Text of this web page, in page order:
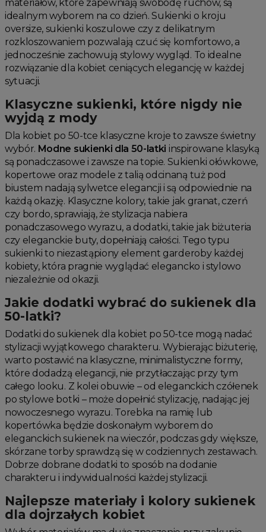
materiałów, które zapewniają swobodę ruchów, są
idealnym wyborem na co dzień. Sukienki o kroju
oversize, sukienki koszulowe czy z delikatnym
rozkloszowaniem pozwalają czuć się komfortowo, a
jednocześnie zachowują stylowy wygląd. To idealne
rozwiązanie dla kobiet ceniących elegancję w każdej
sytuacji.
Klasyczne sukienki, które nigdy nie
wyjdą z mody
Dla kobiet po 50-tce klasyczne kroje to zawsze świetny
wybór. Modne sukienki dla 50-latki inspirowane klasyką
są ponadczasowe i zawsze na topie. Sukienki ołówkowe,
kopertowe oraz modele z talią odcinaną tuż pod
biustem nadają sylwetce elegancji i są odpowiednie na
każdą okazję. Klasyczne kolory, takie jak granat, czerń
czy bordo, sprawiają, że stylizacja nabiera
ponadczasowego wyrazu, a dodatki, takie jak biżuteria
czy eleganckie buty, dopełniają całości. Tego typu
sukienki to niezastąpiony element garderoby każdej
kobiety, która pragnie wyglądać elegancko i stylowo
niezależnie od okazji.
Jakie dodatki wybrać do sukienek dla
50-latki?
Dodatki do sukienek dla kobiet po 50-tce mogą nadać
stylizacji wyjątkowego charakteru. Wybierając biżuterię,
warto postawić na klasyczne, minimalistyczne formy,
które dodadzą elegancji, nie przytłaczając przy tym
całego looku. Z kolei obuwie – od eleganckich czółenek
po stylowe botki – może dopełnić stylizację, nadając jej
nowoczesnego wyrazu. Torebka na ramię lub
kopertówka będzie doskonałym wyborem do
eleganckich sukienek na wieczór, podczas gdy większe,
skórzane torby sprawdzą się w codziennych zestawach.
Dobrze dobrane dodatki to sposób na dodanie
charakteru i indywidualności każdej stylizacji.
Najlepsze materiały i kolory sukienek
dla dojrzałych kobiet